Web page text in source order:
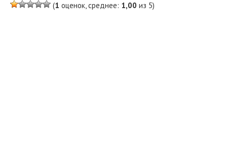
(1 оценок, среднее: 1,00 из 5)